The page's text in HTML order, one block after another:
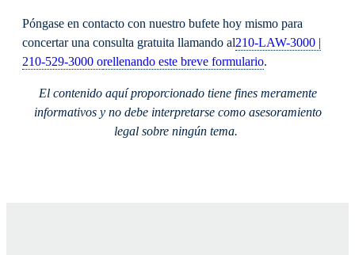
Póngase en contacto con nuestro bufete hoy mismo para
concertar una consulta gratuita llamando al210-LAW-3000 |
210-529-3000 orellenando este breve formulario.
El contenido aquí proporcionado tiene fines meramente
informativos y no debe interpretarsecomo asesoramiento
legal sobre ningún tema.